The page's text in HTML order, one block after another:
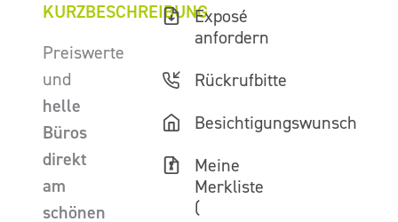
KURZBESCHREIBUNG
Preiswerte
und
helle
Büros
direkt
am
schönen
Exposé
anfordern
Rückrufbitte
Besichtigungswunsch
Meine
Merkliste
(